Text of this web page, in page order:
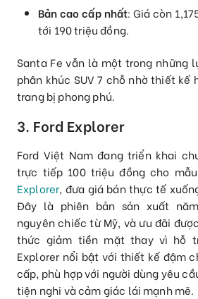
Bản cao cấp nhất: Giá còn
tới 190 triệu đồng.
Santa Fe vẫn là một trong những
phân khúc SUV 7 chỗ nhờ thiết kế
trang bị phong phú.
3. Ford Explorer
Ford Việt Nam đang triển khai
trực tiếp 100 triệu đồng cho
Explorer, đưa giá bán thực tế
Đây là phiên bản sản xuất
nguyên chiếc từ Mỹ, và ưu đãi
thức giảm tiền mặt thay vì hỗ
Explorer nổi bật với thiết kế đậm
cấp, phù hợp với người dùng yêu
tiện nghi và cảm giác lái mạnh mẽ.